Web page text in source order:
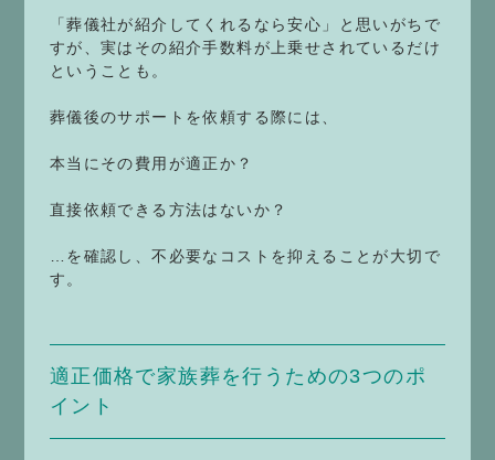
「葬儀社が紹介してくれるなら安心」と思いがちで
すが、実はその紹介手数料が上乗せされているだけ
ということも。
葬儀後のサポートを依頼する際には、
本当にその費用が適正か？
直接依頼できる方法はないか？
…を確認し、不必要なコストを抑えることが大切で
す。
適正価格で家族葬を行うための3つのポ
イント